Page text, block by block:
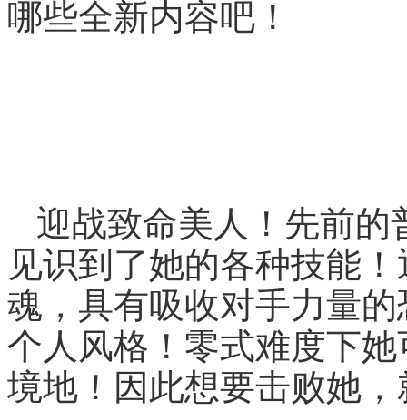
哪些全新内容吧！
迎战致命美人！先前的
见识到了她的各种技能
魂，具有吸收对手力量
个人风格！零式难度下
境地！因此想要击败她